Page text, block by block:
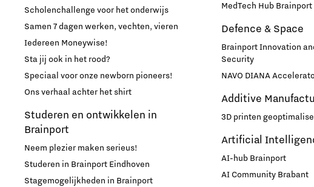
Scholenchallenge voor het onderwijs
Samen 7 dagen werken, vechten, vieren
Iedereen Moneywise!
Sta jij ook in het rood?
Speciaal voor onze newborn pioneers!
Ons verhaal achter het shirt
Studeren en ontwikkelen in
Brainport
Neem plezier maken serieus!
Studeren in Brainport Eindhoven
Stagemogelijkheden in Brainport
MedTech Hub Brainport
Defence & Space
Brainport Innovation
Security
NAVO DIANA
Additive
3D printen
Artificial
AI-hub Brainport
AI Community Brabant